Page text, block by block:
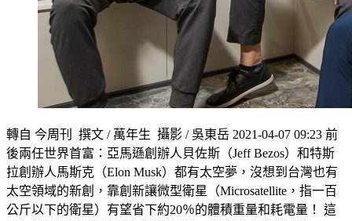
轉自 今周刊 撰文 / 萬年生 攝影 / 吳東岳 2021-04-07 09:23 前
後兩任世界首富：亞馬遜創辦人貝佐斯（Jeff Bezos）和特斯
拉創辦人馬斯克（Elon Musk）都有太空夢，沒想到台灣也有
太空領域的新創，靠創新讓微型衛星（Microsatellite，指一百
公斤以下的衛星）有望省下約20％的體積重量和耗電量！ 這